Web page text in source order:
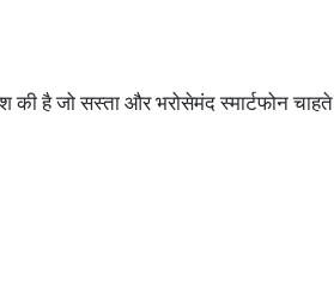
है जो सस्ता और भरोसेमंद स्मार्टफोन चाहते